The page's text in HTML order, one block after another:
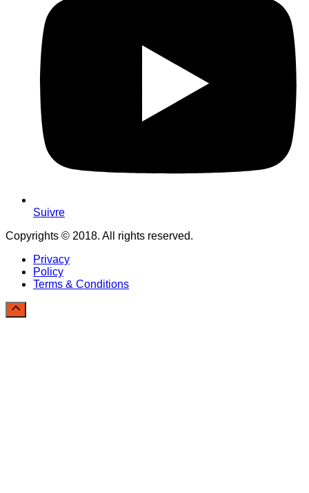
Suivre
Copyrights © 2018. All rights reserved.
Privacy
Policy
Terms & Conditions